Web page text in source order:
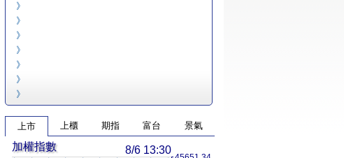
》
》
》
》
》
》
》
上市 上櫃 期指 富台 景氣
8/6 13:30
加權指數